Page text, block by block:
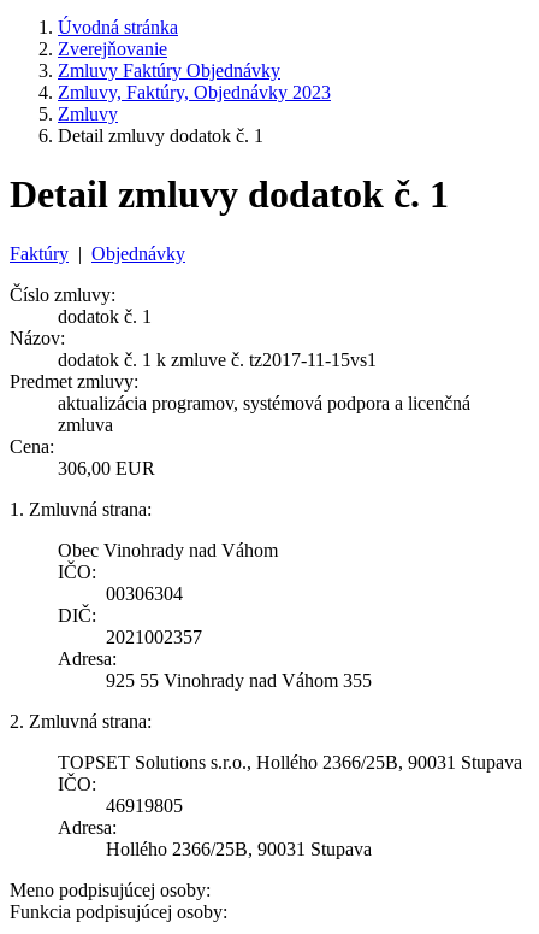
Úvodná stránka
Zverejňovanie
Zmluvy Faktúry Objednávky
Zmluvy, Faktúry, Objednávky 2023
Zmluvy
Detail zmluvy dodatok č. 1
Detail zmluvy dodatok č. 1
Faktúry | Objednávky
Číslo zmluvy:
dodatok č. 1
Názov:
dodatok č. 1 k zmluve č. tz2017-11-15vs1
Predmet zmluvy:
aktualizácia programov, systémová podpora a licenčná
zmluva
Cena:
306,00 EUR
1. Zmluvná strana:
Obec Vinohrady nad Váhom
IČO:
00306304
DIČ:
2021002357
Adresa:
925 55 Vinohrady nad Váhom 355
2. Zmluvná strana:
TOPSET Solutions s.r.o., Hollého 2366/25B, 90031 Stupava
IČO:
46919805
Adresa:
Hollého 2366/25B, 90031 Stupava
Meno podpisujúcej osoby:
Funkcia podpisujúcej osoby: